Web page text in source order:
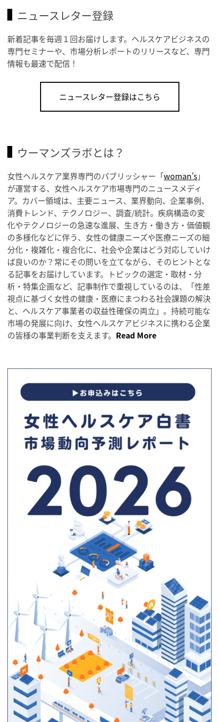
ニュースレター登録
新着記事を毎週１回お届けします。ヘルスケアビジネスの
専門セミナーや、市場分析レポートのリリースなど、専門
情報も最速で配信！
ニュースレター登録はこちら
ウーマンズラボとは？
女性ヘルスケア業界専門のパブリッシャー「woman’s」
が運営する、女性ヘルスケア市場専門のニュースメディ
ア。カバー領域は、主要ニュース、業界動向、企業事例、
消費トレンド、テクノロジー、調査/統計。疾病構造の変
化やテクノロジーの急速な進展、生き方・働き方・価値観
の多様化などに伴う、女性の健康ニーズや医療ニーズの細
分化・複雑化・複合化に、社会や企業はどう対応していけ
ば良いのか？常にその問いを立てながら、そのヒントとな
る記事をお届けしています。トピックの選定・取材・分
析・特集企画など、記事制作で重視しているのは、「性差
視点に基づく女性の健康・医療にまつわる社会課題の解決
と、ヘルスケア事業者の収益性確保の両立」。持続可能な
市場の発展に向け、女性ヘルスケアビジネスに携わる企業
の皆様の事業判断を支えます。 Read More